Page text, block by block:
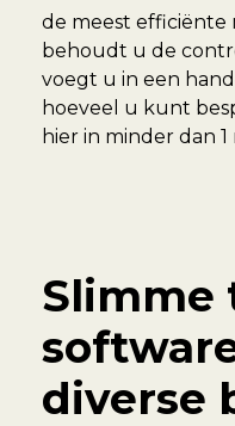
de meest efficiënte
behoudt u de
voegt u in een
hoeveel u kunt
hier in minder dan
Slimme
diverse